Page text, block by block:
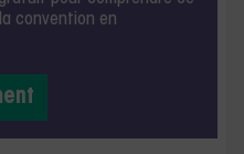
convention en